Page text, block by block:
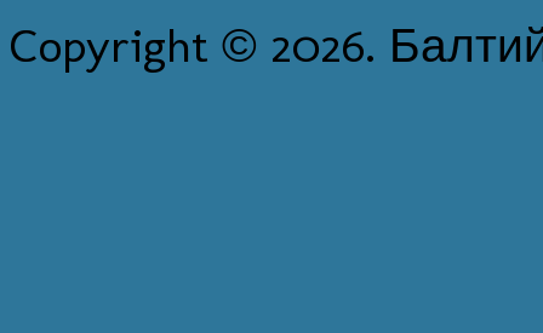
Copyright © 2026.